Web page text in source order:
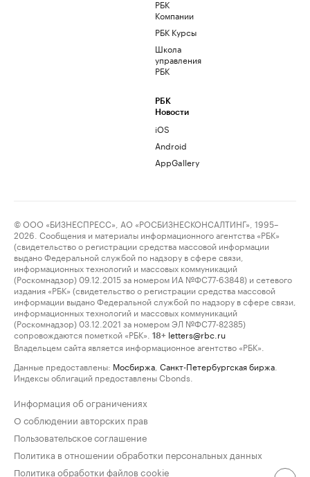
РБК
Компании
РБК Курсы
Школа
управления
РБК
РБК
Новости
iOS
Android
AppGallery
© ООО «БИЗНЕСПРЕСС», АО «РОСБИЗНЕСКОНСАЛТИНГ», 1995–
2026. Сообщения и материалы информационного агентства «РБК»
(свидетельство о регистрации средства массовой информации
выдано Федеральной службой по надзору в сфере связи,
информационных технологий и массовых коммуникаций
(Роскомнадзор) 09.12.2015 за номером ИА №ФС77-63848) и сетевого
издания «РБК» (свидетельство о регистрации средства массовой
информации выдано Федеральной службой по надзору в сфере связи,
информационных технологий и массовых коммуникаций
(Роскомнадзор) 03.12.2021 за номером ЭЛ №ФС77-82385)
сопровождаются пометкой «РБК».
18+ letters@rbc.ru
Владельцем сайта является информационное агентство «РБК».
Данные предоставлены: Мосбиржа Санкт-Петербургская биржа
Индексы облигаций предоставлены Cbonds.
Информация об ограничениях
О соблюдении авторских прав
Пользовательское соглашение
Политика в отношении обработки персональных данных
Политика обработки файлов cookie